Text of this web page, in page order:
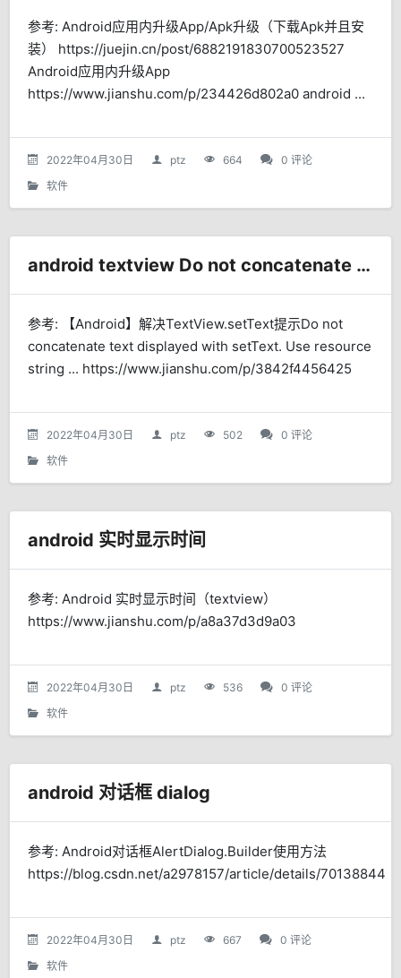
参考: Android应用内升级App/Apk升级（下载Apk并且安
装） https://juejin.cn/post/6882191830700523527
Android应用内升级App
https://www.jianshu.com/p/234426d802a0 android ...
2022年04月30日 ptz 664
0 评论
软件
android textview Do not concatenate text displayed with setText. Use resource string ...
参考: 【Android】解决TextView.setText提示Do not
concatenate text displayed with setText. Use resource
string ... https://www.jianshu.com/p/3842f4456425
2022年04月30日 ptz 502
0 评论
软件
android 实时显示时间
参考: Android 实时显示时间（textview）
https://www.jianshu.com/p/a8a37d3d9a03
2022年04月30日 ptz 536
0 评论
软件
android 对话框 dialog
参考: Android对话框AlertDialog.Builder使用方法
https://blog.csdn.net/a2978157/article/details/70138844
2022年04月30日 ptz 667
0 评论
软件